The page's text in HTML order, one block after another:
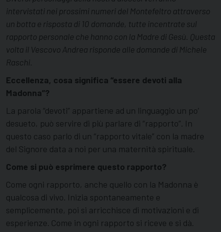
intervistati nei prossimi numeri del Montefeltro attraverso
un botta e risposta di 10 domande, tutte incentrate sul
rapporto personale che hanno con la Madre di Gesù. Questa
volta il Vescovo Andrea risponde alle domande di Michele
Raschi.
Eccellenza, cosa significa “essere devoti alla
Madonna”?
La parola “devoti” appartiene ad un linguaggio un po’
desueto, può servire di più parlare di “rapporto”. In
questo caso parlo di un “rapporto vitale” con la madre
del Signore data a noi per una maternità spirituale.
Come si può esprimere questo rapporto?
Come ogni rapporto, anche quello con la Madonna è
qualcosa di vivo. Inizia spontaneamente e
semplicemente, poi si arricchisce di motivazioni e di
esperienze. Come in ogni rapporto si riceve e si dà.